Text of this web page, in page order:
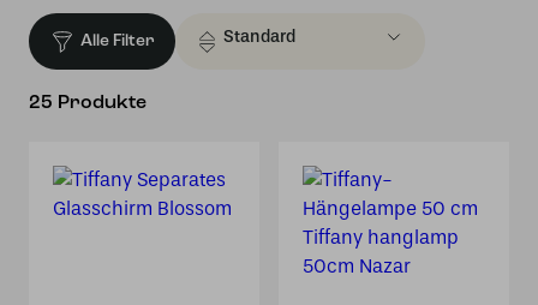
Alle Filter
25 Produkte